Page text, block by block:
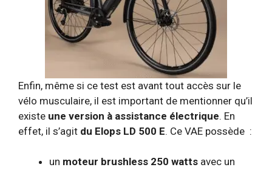
Enfin, même si ce test est avant tout accès sur le
vélo musculaire, il est important de mentionner qu’il
existe une version à assistance électrique. En
effet, il s’agit du Elops LD 500 E. Ce VAE possède :
un moteur brushless 250 watts avec un